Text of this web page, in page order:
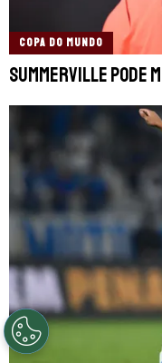
COPA DO MUNDO
Summerville pode